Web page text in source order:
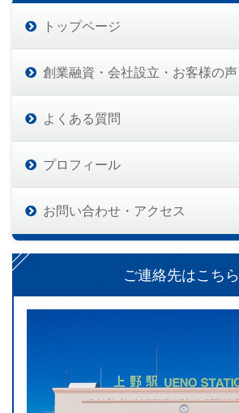
トップページ
創業融資・会社設立・お客様の声
よくある質問
プロフィール
お問い合わせ・アクセス
ご連絡先はこちら